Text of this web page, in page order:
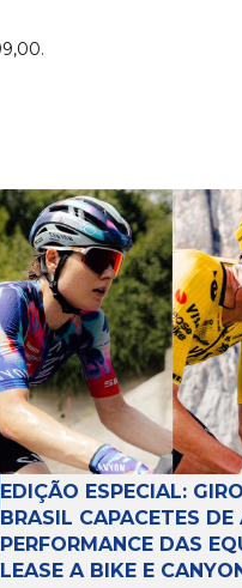
EDIÇÃO ESPECIAL:
BRASIL CAPACETES DE
PERFORMANCE DAS
LEASE A BIKE E